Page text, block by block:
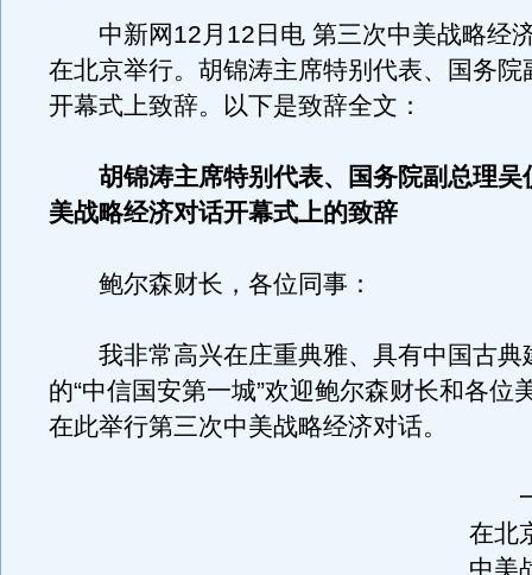
中新网12月12日电 第三次中美战略经
在北京举行。胡锦涛主席特别代表、国务院
开幕式上致辞。以下是致辞全文：
胡锦涛主席特别代表、国务院副总理吴
美战略经济对话开幕式上的致辞
鲍尔森财长，各位同事：
我非常高兴在庄重典雅、具有中国古典
的“中信国安第一城”欢迎鲍尔森财长和各位
在此举行第三次中美战略经济对话。
一
在北
中美